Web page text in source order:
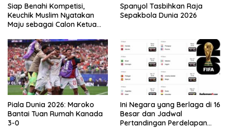
Siap Benahi Kompetisi,
Keuchik Muslim Nyatakan
Maju sebagai Calon Ketua
Spanyol Tasbihkan Raja
Sepakbola Dunia 2026
Piala Dunia 2026: Maroko
Bantai Tuan Rumah Kanada
3-0
Ini Negara yang Berlaga di 16
Besar dan Jadwal
Pertandingan Perdelapan